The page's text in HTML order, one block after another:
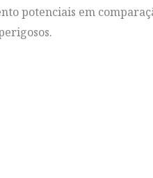
potenciais em